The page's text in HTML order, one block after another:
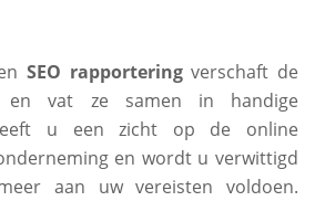
SEO rapporteringverschaft de
en vat ze samen in handige
u een zicht op de online
en wordt u verwittigd
aan uw vereisten voldoen.